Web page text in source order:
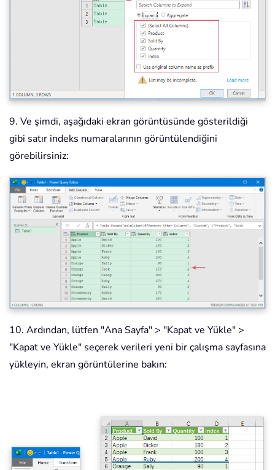
9. Ve şimdi, aşağıdaki ekran görüntüsünde gösterildiği
gibi satır indeks numaralarının görüntülendiğini
görebilirsiniz:
10. Ardından, lütfen "Ana Sayfa" > "Kapat ve Yükle" >
"Kapat ve Yükle" seçerek verileri yeni bir çalışma sayfasına
yükleyin, ekran görüntülerine bakın: